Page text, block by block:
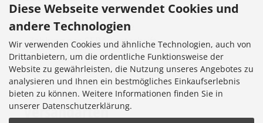
- Zahlung per PayPal
- Zahlung per Kreditkarte
- Zahlung per SEPA-Lastschrift
- Zahlung per "Später bezahlen"
- Zahlung per Ratenkauf
Versandarten
Diese Webseite verwendet Cookies und
andere Technologien
Wir verwenden Cookies und ähnliche Technologien, auch von
Drittanbietern, um die ordentliche Funktionsweise der
Website zu gewährleisten, die Nutzung unseres Angebotes zu
analysieren und Ihnen ein bestmögliches Einkaufserlebnis
bieten zu können. Weitere Informationen finden Sie in
unserer Datenschutzerklärung.